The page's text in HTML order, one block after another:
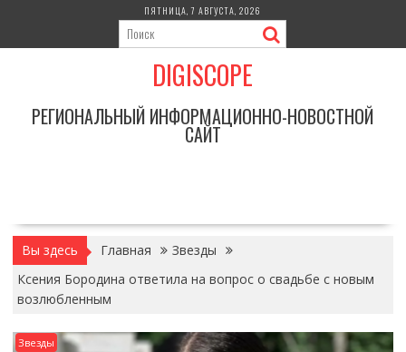
содержимому
ПЯТНИЦА, 7 АВГУСТА, 2026
DIGISCOPE
РЕГИОНАЛЬНЫЙ ИНФОРМАЦИОННО-НОВОСТНОЙ
САЙТ
Вы здесь Главная
Звезды
Ксения Бородина ответила на вопрос о свадьбе с новым
возлюбленным
Звезды